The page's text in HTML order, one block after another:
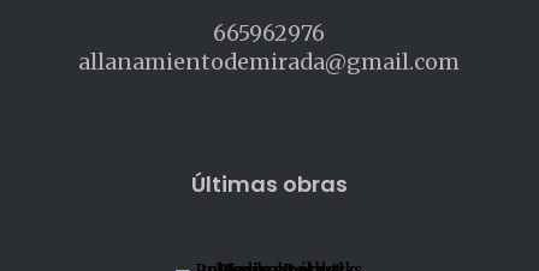
665962976
allanamientodemirada@gmail.com
Últimas obras